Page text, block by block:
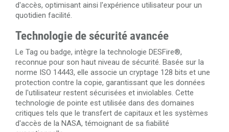
d'accès, optimisant ainsi l'expérience utilisateur pour un
quotidien facilité.
Technologie de sécurité avancée
Le Tag ou badge, intègre la technologie DESFire®,
reconnue pour son haut niveau de sécurité. Basée sur la
norme ISO 14443, elle associe un cryptage 128 bits et une
protection contre la copie, garantissant que les données
de l'utilisateur restent sécurisées et inviolables. Cette
technologie de pointe est utilisée dans des domaines
critiques tels que le transfert de capitaux et les systèmes
d'accès de la NASA, témoignant de sa fiabilité